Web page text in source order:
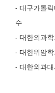
- 대구가톨
수
- 대한외과학
- 대한위암학
- 대한외과